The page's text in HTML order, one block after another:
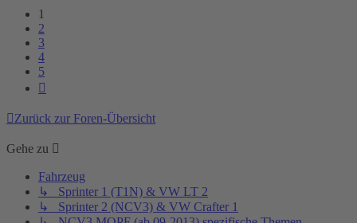
1
2
3
4
5
Zurück zur Foren-Übersicht
Gehe zu
Fahrzeug
↳ Sprinter 1 (T1N) & VW LT 2
↳ Sprinter 2 (NCV3) & VW Crafter 1